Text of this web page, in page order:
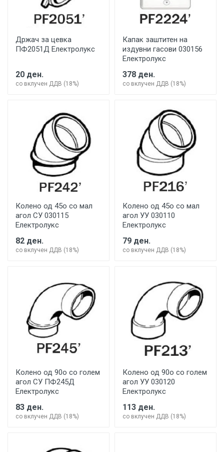
Држач за цевка
ПФ2051Д Електролукс
20 ден.
со вклучен ДДВ (18%)
Капак заштитен на
издувни гасови 030156
Електролукс
378 ден.
со вклучен ДДВ (18%)
Колено од 45о со мал
агол СУ 030115
Електролукс
82 ден.
со вклучен ДДВ (18%)
Колено од 45о со мал
агол УУ 030110
Електролукс
79 ден.
со вклучен ДДВ (18%)
Колено од 90о со голем
агол СУ ПФ245Д
Електролукс
83 ден.
со вклучен ДДВ (18%)
Колено од 90о со голем
агол УУ 030120
Електролукс
113 ден.
со вклучен ДДВ (18%)